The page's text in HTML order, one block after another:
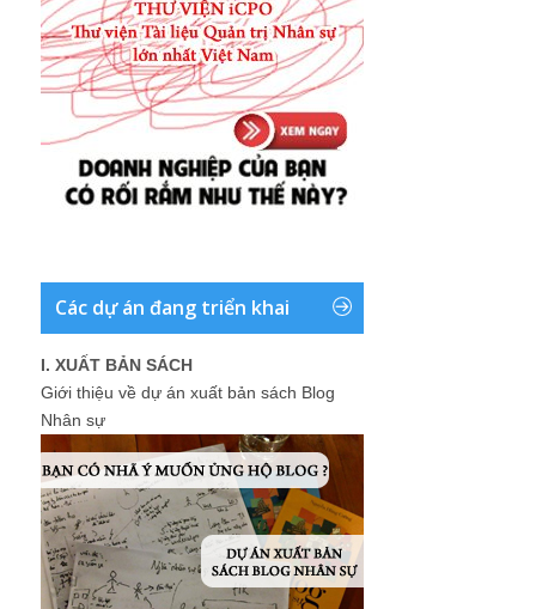
Các dự án đang triển khai
I. XUẤT BẢN SÁCH
Giới thiệu về dự án xuất bản sách Blog
Nhân sự